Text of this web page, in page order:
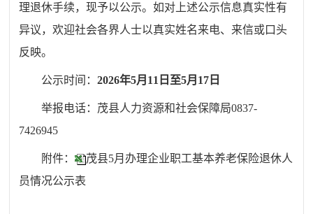
理退休手续，现予以公示。如对上述公示信息真实性有
异议，欢迎社会各界人士以真实姓名来电、来信或口头
反映。
公示时间：2026年5月 11 日至5月 17 日
举报电话：茂县人力资源和社会保障局0837-
7426945
附件：
茂县5月办理企业职工基本养老保险退休人
员情况公示表